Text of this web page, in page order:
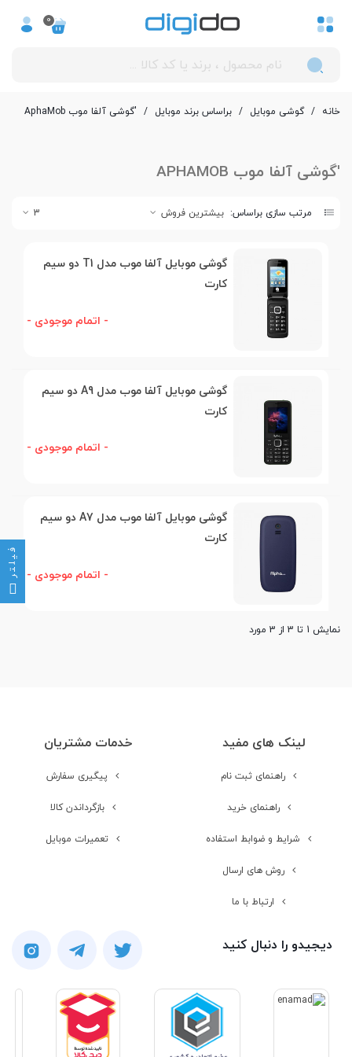
0
خانه / گوشی موبایل / بر‌اساس برند موبایل / 'گوشی آلفا موب AphaMob
'گوشی آلفا موب APHAMOB
مرتب سازی براساس: بیشترین فروش 3
گوشی موبایل آلفا موب مدل T1 دو سیم
کارت
- اتمام موجودی -
گوشی موبایل آلفا موب مدل A9 دو سیم
کارت
- اتمام موجودی -
گوشی موبایل آلفا موب مدل A7 دو سیم
کارت
- اتمام موجودی -
نمایش 1 تا 3 از 3 مورد
لینک های مفید
راهنمای ثبت نام
راهنمای خرید
شرایط و ضوابط استفاده
روش های ارسال
ارتباط با ما
خدمات مشتریان
پیگیری سفارش
بازگرداندن کالا
تعمیرات موبایل
دیجیدو را دنبال کنید
فیلتر